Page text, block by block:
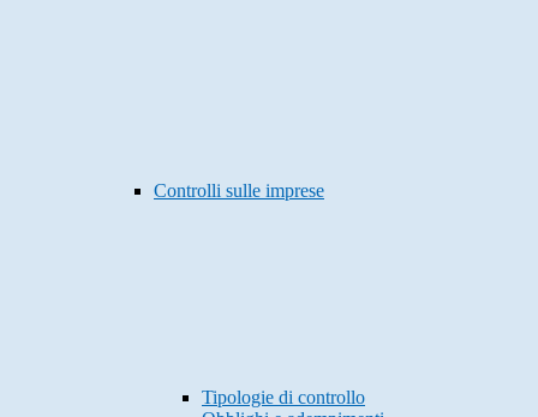
Controlli sulle imprese
Tipologie di controllo